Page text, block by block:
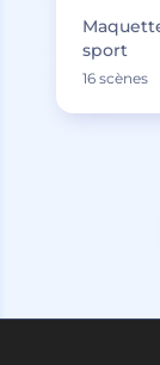
sport
16 scènes